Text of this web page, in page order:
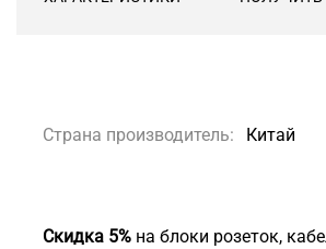
Страна производитель: Китай
Скидка 5% на блоки розеток,